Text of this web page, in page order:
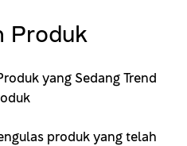
Produk
produk yang telah